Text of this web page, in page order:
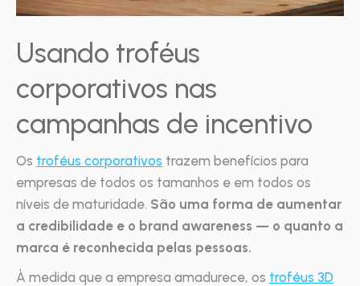
Usando troféus
corporativos nas
campanhas de incentivo
Os troféus corporativos trazem benefícios para
empresas de todos os tamanhos e em todos os
níveis de maturidade. São uma forma de aumentar
a credibilidade e o brand awareness — o quanto a
marca é reconhecida pelas pessoas.
À medida que a empresa amadurece, os troféus 3D